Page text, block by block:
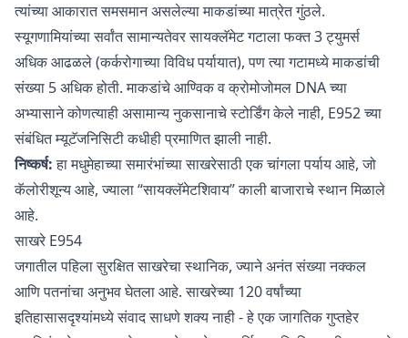
त्यांच्या आकारात समसमान असलेल्या माकडांच्या मात्रेत गुंठले.
स्यूगणामियांच्या सर्वांत सामान्यतेवर सायक्लॅमेट गटाला फक्त 3 ट्युमर्स
अधिक आढळले (कर्करोगाच्या विविध पर्यायात), पण त्या गटामध्ये माकडांची
संख्या 5 अधिक होती. माकडांचे आण्विक व क्रोमोजोमल DNA च्या
अभ्यासाने कोणत्याही असामान्य नुकसानाचे स्टोर्डिंग केले नाही, E952 च्या
संबंधित म्यूटॅजनिसिटी कधीही प्रमाणित झाली नाही.
निष्कर्ष:हा मधुमेहाच्या समारंभांच्या साखरेसाठी एक चांगला पर्याय आहे, जो
कॅलोरीशून्य आहे, ज्याला “सायक्लॅमेटशिवाय” काली बाजाराचे स्थान मिळाले
आहे.
साखरे E954
जगातील पहिला सुरक्षित साखरेचा स्थानिक, ज्याने अनंत संख्या नक्कल
आणि पतनांचा अनुभव घेतला आहे. साखरेच्या 120 वर्षांच्या
इतिहासासदृश्यांमध्ये संवाद साधणे शक्य नाही - हे एक जागतिक गुप्तहेर